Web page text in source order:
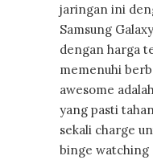
jaringan ini
Samsung
dengan harga
memenuhi
awesome
yang pasti
sekali charge
binge watching